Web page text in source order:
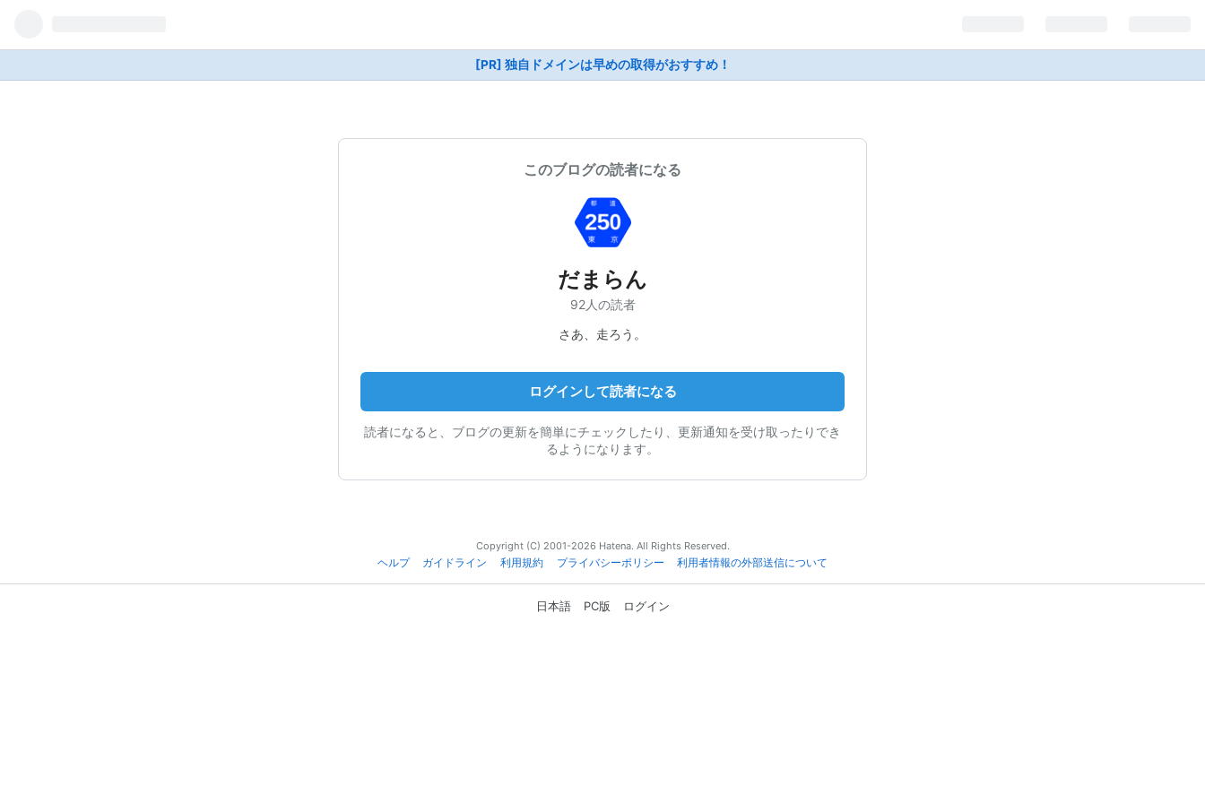
[PR] 独自ドメインは早めの取得がおすすめ！
このブログの読者になる
だまらん
92人の読者
さあ、走ろう。
ログインして読者になる
読者になると、ブログの更新を簡単にチェックしたり、更新通知を受け取ったりでき
るようになります。
Copyright (C) 2001-2026 Hatena. All Rights Reserved.
ヘルプ
ガイドライン 利用規約 プライバシーポリシー 利用者情報の外部送信について
日本語 PC版 ログイン